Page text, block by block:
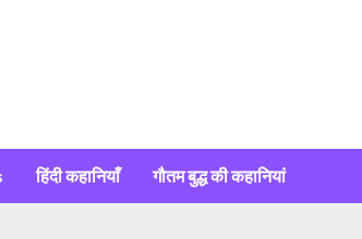
हिंदी कहानियाँ गौतम बुद्ध की कहानियां